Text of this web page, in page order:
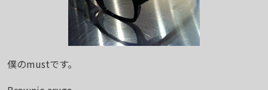
僕のmustです。